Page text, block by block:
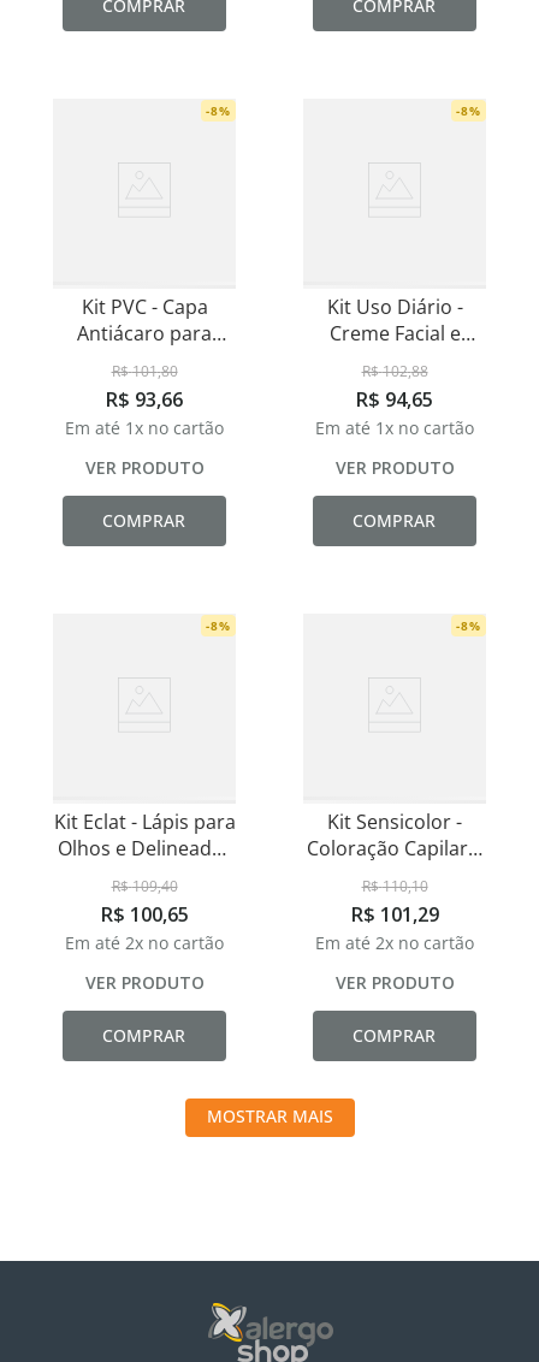
COMPRAR COMPRAR
-8%
Kit PVC - Capa
Antiácaro para
Travesseiro Padrão
50x70cm
R$101,80
R$ 93,66
Em até 1x no cartão
VER PRODUTO
COMPRAR
-8%
Kit Uso Diário -
Creme Facial e
Hidratante Labial
R$102,88
R$ 94,65
Em até 1x no cartão
VER PRODUTO
COMPRAR
-8%
Kit Eclat - Lápis para
Olhos e Delineador
Líquido
R$109,40
R$ 100,65
Em até 2x no cartão
VER PRODUTO
COMPRAR
-8%
Kit Sensicolor -
Coloração Capilar e
Oxidante 20
Volumes
R$110,10
R$ 101,29
Em até 2x no cartão
VER PRODUTO
COMPRAR
MOSTRAR MAIS